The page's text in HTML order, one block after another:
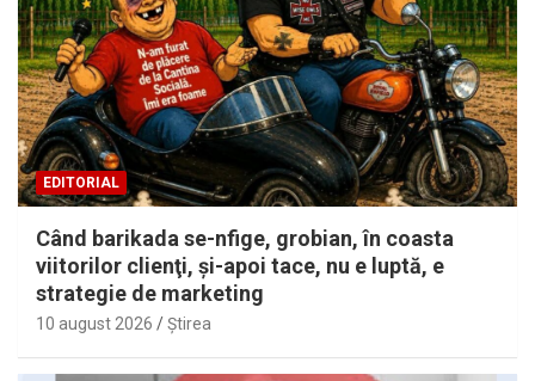
EDITORIAL
Când barikada se-nfige, grobian, în coasta
viitorilor clienţi, şi-apoi tace, nu e luptă, e
strategie de marketing
10 august 2026 Ştirea